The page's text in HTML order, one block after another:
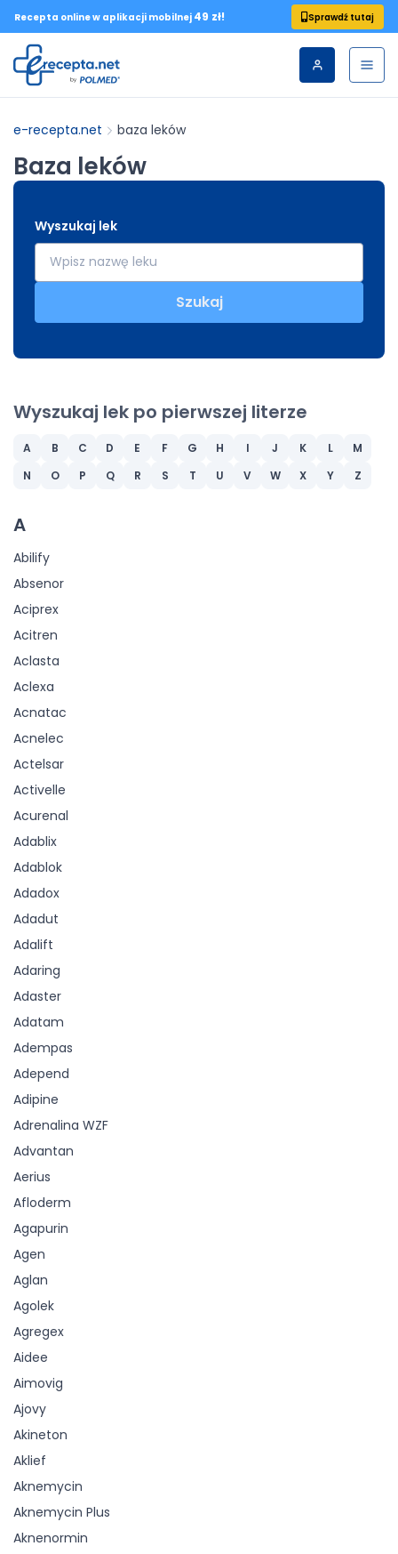
Recepta online w aplikacji mobilnej 49 zł! Sprawdź tutaj
e-recepta.net baza leków
Baza leków
Wyszukaj lek
Szukaj
Wyszukaj lek po pierwszej literze
A B C D E F G H I J K L
M
N
O P Q R S T U V W X Y Z
A
Abilify
Absenor
Aciprex
Acitren
Aclasta
Aclexa
Acnatac
Acnelec
Actelsar
Activelle
Acurenal
Adablix
Adablok
Adadox
Adadut
Adalift
Adaring
Adaster
Adatam
Adempas
Adepend
Adipine
Adrenalina WZF
Advantan
Aerius
Afloderm
Agapurin
Agen
Aglan
Agolek
Agregex
Aidee
Aimovig
Ajovy
Akineton
Aklief
Aknemycin
Aknemycin Plus
Aknenormin